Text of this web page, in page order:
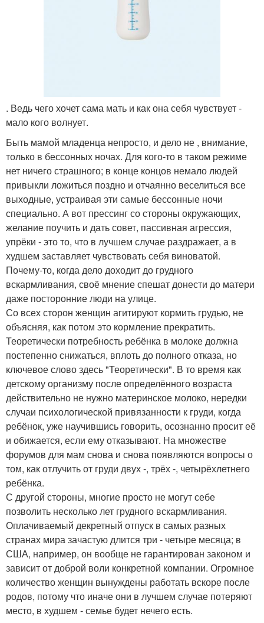
. Ведь чего хочет сама мать и как она себя чувствует -
мало кого волнует.
Быть мамой младенца непросто, и дело не , внимание,
только в бессонных ночах. Для кого-то в таком режиме
нет ничего страшного; в конце концов немало людей
привыкли ложиться поздно и отчаянно веселиться все
выходные, устраивая эти самые бессонные ночи
специально. А вот прессинг со стороны окружающих,
желание поучить и дать совет, пассивная агрессия,
упрёки - это то, что в лучшем случае раздражает, а в
худшем заставляет чувствовать себя виноватой.
Почему-то, когда дело доходит до грудного
вскармливания, своё мнение спешат донести до матери
даже посторонние люди на улице.
Со всех сторон женщин агитируют кормить грудью, не
объясняя, как потом это кормление прекратить.
Теоретически потребность ребёнка в молоке должна
постепенно снижаться, вплоть до полного отказа, но
ключевое слово здесь "Теоретически". В то время как
детскому организму после определённого возраста
действительно не нужно материнское молоко, нередки
случаи психологической привязанности к груди, когда
ребёнок, уже научившись говорить, осознанно просит её
и обижается, если ему отказывают. На множестве
форумов для мам снова и снова появляются вопросы о
том, как отлучить от груди двух -, трёх -, четырёхлетнего
ребёнка.
С другой стороны, многие просто не могут себе
позволить несколько лет грудного вскармливания.
Оплачиваемый декретный отпуск в самых разных
странах мира зачастую длится три - четыре месяца; в
США, например, он вообще не гарантирован законом и
зависит от доброй воли конкретной компании. Огромное
количество женщин вынуждены работать вскоре после
родов, потому что иначе они в лучшем случае потеряют
место, в худшем - семье будет нечего есть.